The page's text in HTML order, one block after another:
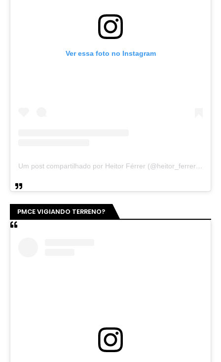
Ver essa foto no Instagram
Um post compartilhado por Heitor Férrer (@heitor_ferrer77)
PMCE VIGIANDO TERRENO?